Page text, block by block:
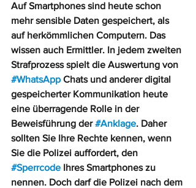
Auf Smartphones sind heute schon
mehr sensible Daten gespeichert, als
auf herkömmlichen Computern. Das
wissen auch Ermittler. In jedem zweiten
Strafprozess spielt die Auswertung von
#WhatsApp Chats und anderer digital
gespeicherter Kommunikation heute
eine überragende Rolle in der
Beweisführung der #Anklage. Daher
sollten Sie Ihre Rechte kennen, wenn
Sie die Polizei auffordert, den
#Sperrcode Ihres Smartphones zu
nennen. Doch darf die Polizei nach dem